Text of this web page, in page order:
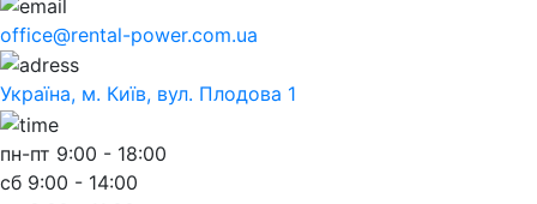
office@rental-power.com.ua
Україна, м. Київ, вул. Плодова 1
пн-пт 9:00 - 18:00
сб 9:00 - 14:00